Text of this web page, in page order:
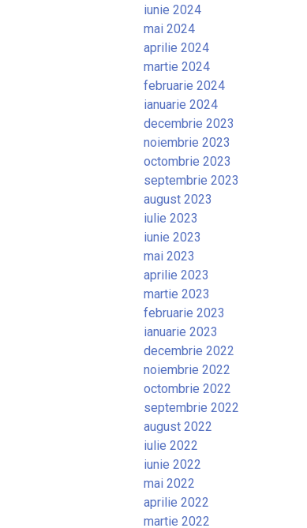
iunie 2024
mai 2024
aprilie 2024
martie 2024
februarie 2024
ianuarie 2024
decembrie 2023
noiembrie 2023
octombrie 2023
septembrie 2023
august 2023
iulie 2023
iunie 2023
mai 2023
aprilie 2023
martie 2023
februarie 2023
ianuarie 2023
decembrie 2022
noiembrie 2022
octombrie 2022
septembrie 2022
august 2022
iulie 2022
iunie 2022
mai 2022
aprilie 2022
martie 2022